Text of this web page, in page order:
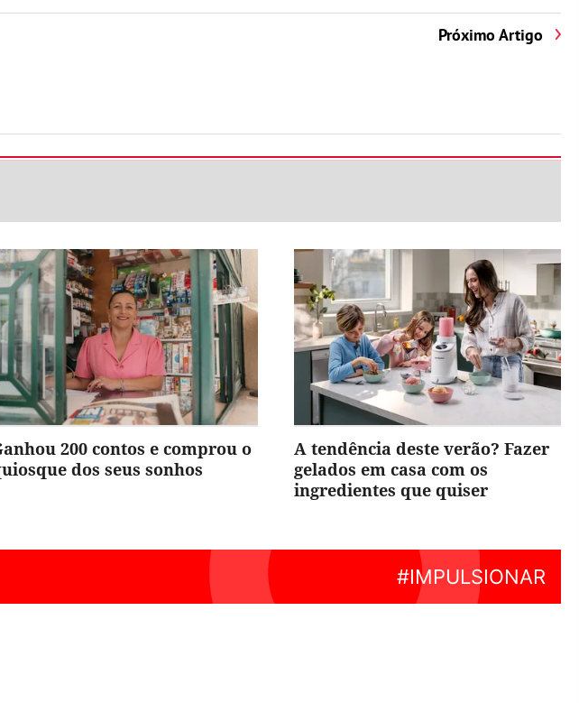
Próximo Artigo
200 contos e comprou o
dos seus sonhos
A tendência deste verão? Fazer
gelados em casa com os
ingredientes que quiser